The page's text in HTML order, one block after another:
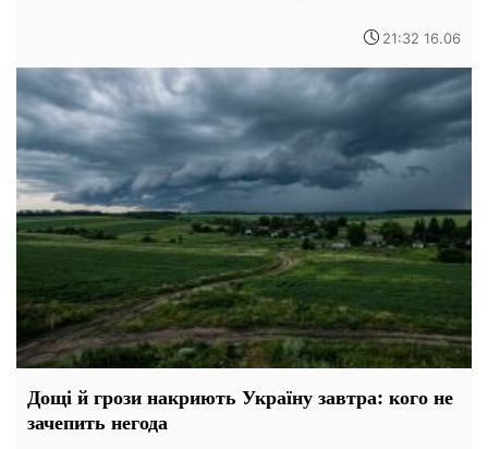
21:32 16.06
Дощі й грози накриють Україну завтра: кого не
зачепить негода